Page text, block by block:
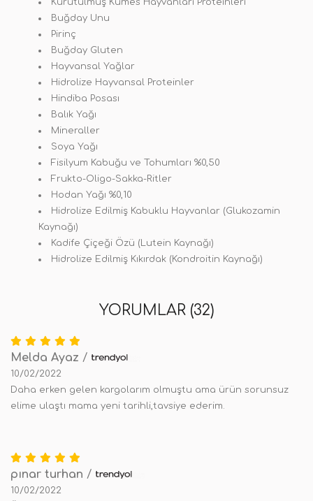
Kurutulmuş Kümes Hayvanları Proteinleri
Buğday Unu
Pirinç
Buğday Gluten
Hayvansal Yağlar
Hidrolize Hayvansal Proteinler
Hindiba Posası
Balık Yağı
Mineraller
Soya Yağı
Fisilyum Kabuğu ve Tohumları %0,50
Frukto-Oligo-Sakka-Ritler
Hodan Yağı %0,10
Hidrolize Edilmiş Kabuklu Hayvanlar (Glukozamin
Kaynağı)
Kadife Çiçeği Özü (Lutein Kaynağı)
Hidrolize Edilmiş Kıkırdak (Kondroitin Kaynağı)
YORUMLAR (32)
Melda Ayaz /
10/02/2022
Daha erken gelen kargolarım olmuştu ama ürün sorunsuz
elime ulaştı mama yeni tarihli,tavsiye ederim.
pınar turhan /
10/02/2022